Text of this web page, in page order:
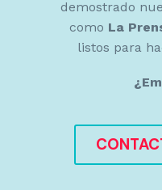
demostrado
como La
listos para
Campañas de Display
Redes Sociales
Vídeo para Redes
Interfaz Gráfica de